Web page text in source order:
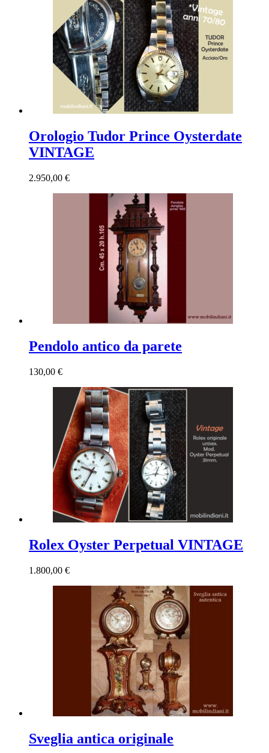
Orologio Tudor Prince Oysterdate
VINTAGE
2.950,00 €
Pendolo antico da parete
130,00 €
Rolex Oyster Perpetual VINTAGE
1.800,00 €
Sveglia antica originale